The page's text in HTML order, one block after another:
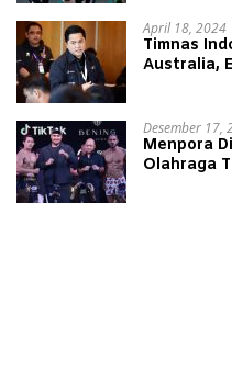
April 18, 2024
Timnas
Australia,
Desember 17,
Menpora
Olahraga